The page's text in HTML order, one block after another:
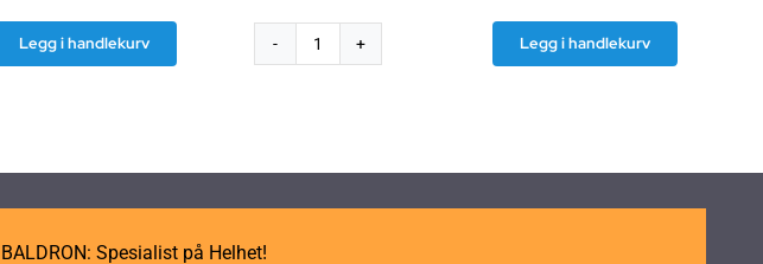
Legg i handlekurv
Reisebaldakin
Legg i handlekurv
BALDRON: Spesialist på Helhet!